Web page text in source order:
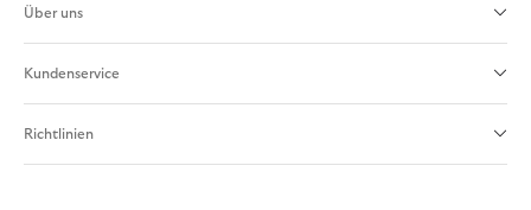
Über uns
Kundenservice
Richtlinien